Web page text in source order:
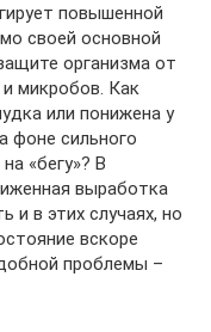
повышенной
своей основной
организма от
микробов. Как
или понижена у
фоне сильного
«бегу»? В
выработка
и в этих случаях, но
вскоре
проблемы –